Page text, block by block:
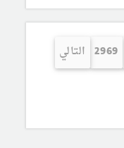
2969 التالي